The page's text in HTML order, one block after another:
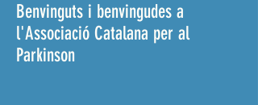
Benvinguts i benvingudes a
l'Associació Catalana per al
Parkinson